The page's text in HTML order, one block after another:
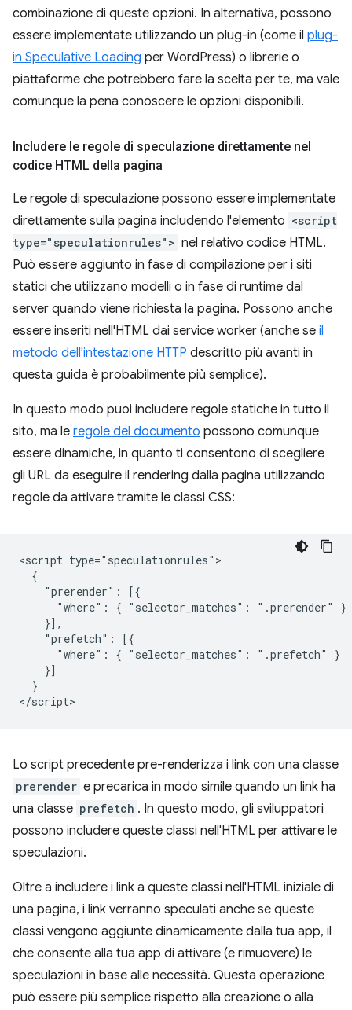
combinazione di queste opzioni. In alternativa, possono
essere implementate utilizzando un plug-in (come il plug-
in Speculative Loading per WordPress) o librerie o
piattaforme che potrebbero fare la scelta per te, ma vale
comunque la pena conoscere le opzioni disponibili.
Includere le regole di speculazione direttamente nel
codice HTML della pagina
Le regole di speculazione possono essere implementate
direttamente sulla pagina includendo l'elemento <script
type="speculationrules"> nel relativo codice HTML.
Può essere aggiunto in fase di compilazione per i siti
statici che utilizzano modelli o in fase di runtime dal
server quando viene richiesta la pagina. Possono anche
essere inseriti nell'HTML dai service worker (anche se il
metodo dell'intestazione HTTP descritto più avanti in
questa guida è probabilmente più semplice).
In questo modo puoi includere regole statiche in tutto il
sito, ma le regole del documento possono comunque
essere dinamiche, in quanto ti consentono di scegliere
gli URL da eseguire il rendering dalla pagina utilizzando
regole da attivare tramite le classi CSS:
<script type="speculationrules">
  {
    "prerender": [{
      "where": { "selector_matches": ".prerender" }
    }],
    "prefetch": [{
      "where": { "selector_matches": ".prefetch" }
    }]
  }
Lo script precedente pre-renderizza i link con una classe
prerender e precarica in modo simile quando un link ha
una classe prefetch . In questo modo, gli sviluppatori
possono includere queste classi nell'HTML per attivare le
speculazioni.
Oltre a includere i link a queste classi nell'HTML iniziale di
una pagina, i link verranno speculati anche se queste
classi vengono aggiunte dinamicamente dalla tua app, il
che consente alla tua app di attivare (e rimuovere) le
speculazioni in base alle necessità. Questa operazione
può essere più semplice rispetto alla creazione o alla